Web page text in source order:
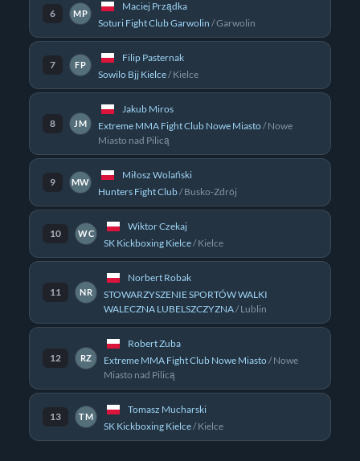
6 MP
Maciej Prządka
Soturi Fight Club Garwolin /Garwolin
7 FP
Filip Pasternak
Sowilo Bjj Kielce/Kielce
8 JM
Jakub Miros
Extreme MMA Fight Club Nowe Miasto/Nowe
Miasto nad Pilicą
9 MW
Miłosz Wolański
Hunters Fight Club/Busko-Zdrój
10 WC
Wiktor Czekaj
SK Kickboxing Kielce/Kielce
11 NR
Norbert Robak
STOWARZYSZENIE SPORTÓW WALKI
WALECZNA LUBELSZCZYZNA/Lublin
12 RZ
Robert Zuba
Extreme MMA Fight Club Nowe Miasto/Nowe
Miasto nad Pilicą
13 TM
Tomasz Mucharski
SK Kickboxing Kielce/Kielce